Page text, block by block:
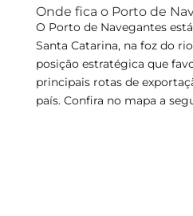
Onde fica o Porto de
O Porto de Navegantes
Santa Catarina, na foz do
posição estratégica que
principais rotas de
país. Confira no mapa a